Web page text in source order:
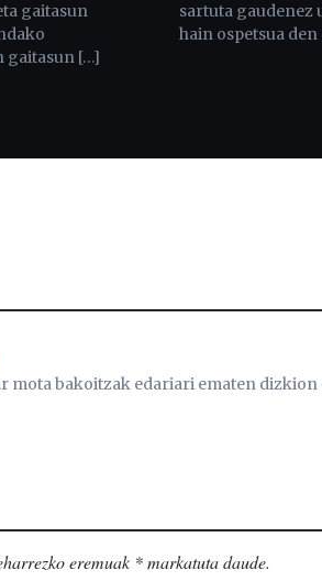
gaitasun
gaitasun […]
sartuta gaudenez
hain ospetsua
mota bakoitzak edariari ematen
eremuak *markatuta daude.